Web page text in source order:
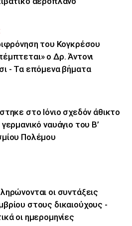
του Κογκρέσου
ο Δρ. Άντονι
- Τα επόμενα βήματα
στο Ιόνιο σχεδόν άθικτο
ναυάγιο του Β’
Πολέμου
οι συντάξεις
στους δικαιούχους -
οι ημερομηνίες